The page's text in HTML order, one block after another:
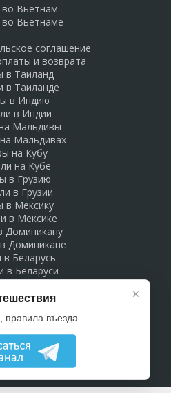
Вьетнам
Вьетнаме
соглашение
и возврата
в Таиланд
в Таиланде
в Индию
в Индии
Мальдивы
Мальдивах
на Кубу
на Кубе
в Грузию
в Грузии
в Мексику
в Мексике
Доминикану
Доминикане
в Беларусь
в Беларуси
×
правила въезда